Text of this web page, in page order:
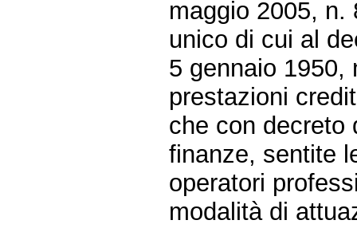
maggio 2005, n.
unico di cui al
5 gennaio 1950,
prestazioni
che con decreto
finanze, sentite
operatori
modalità di